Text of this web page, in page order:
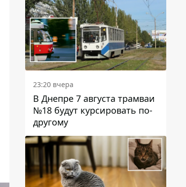
23:20 вчера
В Днепре 7 августа трамваи
№18 будут курсировать по-
другому